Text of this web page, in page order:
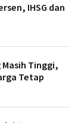
IHSG dan
Tinggi,
Tetap